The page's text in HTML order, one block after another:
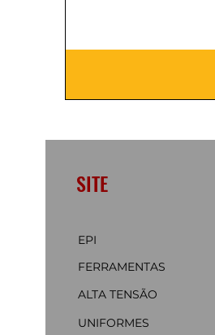
SITE
EPI
FERRAMENTAS
ALTA TENSÃO
UNIFORMES